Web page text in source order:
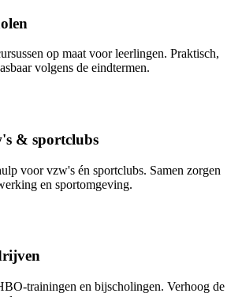
op maat voor leerlingen. Praktisch,
volgens de eindtermen.
& sportclubs
voor vzw's én sportclubs. Samen zorgen
en sportomgeving.
trainingen en bijscholingen. Verhoog de